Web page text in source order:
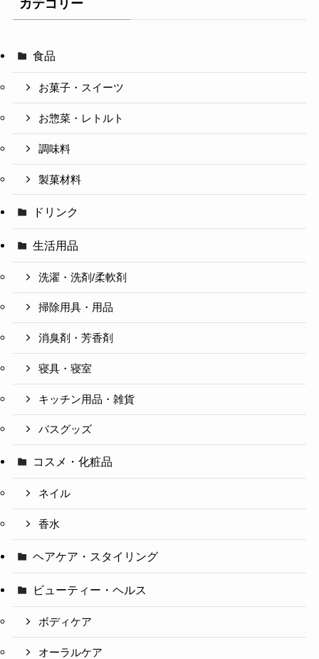
カテゴリー
食品
お菓子・スイーツ
お惣菜・レトルト
調味料
製菓材料
ドリンク
生活用品
洗濯・洗剤/柔軟剤
掃除用具・用品
消臭剤・芳香剤
寝具・寝室
キッチン用品・雑貨
バスグッズ
コスメ・化粧品
ネイル
香水
ヘアケア・スタイリング
ビューティー・ヘルス
ボディケア
オーラルケア